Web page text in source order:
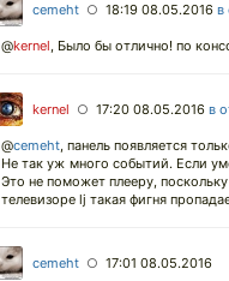
cemeht ○ 18:19 08.05.2016 в
@kernel, Было бы отлично! по
kernel ○ 17:20 08.05.2016 в
@cemeht,панель появляется
Не так уж много событий. Если
Это не поможет плееру,
телевизоре lj такая фигня
cemeht ○ 17:01 08.05.2016